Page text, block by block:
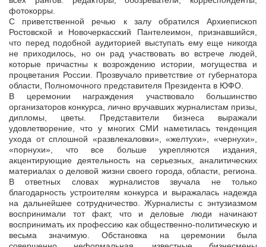
фотокорры.
С приветственной речью к залу обратился Архиепископ
Ростовской и Новочеркасский Пантелеимон, признавшийся,
что перед подобной аудиторией выступать ему еще никогда
не приходилось, но он рад участвовать во встрече людей,
которые причастны к возрождению истории, могущества и
процветания России. Прозвучало приветствие от губернатора
области, Полномочного представителя Президента в ЮФО.
В церемонии награждения участвовало большинство
организаторов конкурса, лично вручавших журналистам призы,
дипломы, цветы. Представители бизнеса выражали
удовлетворение, что у многих СМИ наметилась тенденция
ухода от сплошной «развлекаловки», «желтухи», «чернухи»,
«порнухи», что все больше укрепляются издания,
акцентирующие деятельность на серьезных, аналитических
материалах о деловой жизни своего города, области, региона.
В ответных словах журналистов звучала не только
благодарность устроителям конкурса и выражалась надежда
на дальнейшее сотрудничество. Журналисты с энтузиазмом
воспринимали тот факт, что и деловые люди начинают
воспринимать их профессию как общественно-политическую и
весьма значимую. Обстановка на церемонии была